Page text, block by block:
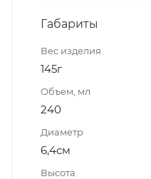
Габариты
Вес изделия
145г
Объем, мл
240
Диаметр
6,4см
Высота